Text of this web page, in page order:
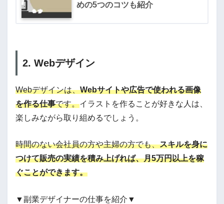
めの5つのコツも紹介
2. Webデザイン
Webデザインは、Webサイトや広告で使われる画像
を作る仕事です。イラストを作ることが好きな人は、
楽しみながら取り組めるでしょう。
時間のない会社員の方や主婦の方でも、スキルを身に
つけて販売の実績を積み上げれば、月5万円以上を稼
ぐことができます。
▼副業デザイナーの仕事を紹介▼